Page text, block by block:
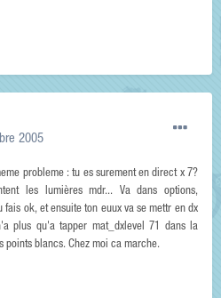
2005
probleme : tu es surement en direct x 7?
les lumières mdr... Va dans options,
ok, et ensuite ton euux va se mettr en dx
plus qu'a tapper mat_dxlevel 71 dans la
points blancs. Chez moi ca marche.